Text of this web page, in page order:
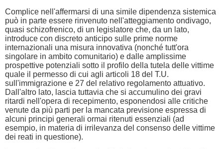
Complice nell'affermarsi di una simile dipendenza sistemica
può in parte essere rinvenuto nell'atteggiamento ondivago,
quasi schizofrenico, di un legislatore che, da un lato,
introduce con discreto anticipo sulle prime norme
internazionali una misura innovativa (nonché tutt'ora
singolare in ambito comunitario) e dalle amplissime
prospettive potenziali sotto il profilo della tutela delle vittime
quale il permesso di cui agli articoli 18 del T.U.
sull'immigrazione e 27 del relativo regolamento attuativo.
Dall'altro lato, lascia tuttavia che si accumulino dei gravi
ritardi nell'opera di recepimento, esponendosi alle critiche
venute da più parti per la mancata previsione espressa di
alcuni principi generali ormai ritenuti essenziali (ad
esempio, in materia di irrilevanza del consenso delle vittime
dei reati in questione).